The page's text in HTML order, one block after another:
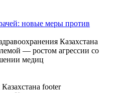
новые меры против
Казахстана
— ростом агрессии со
медиц